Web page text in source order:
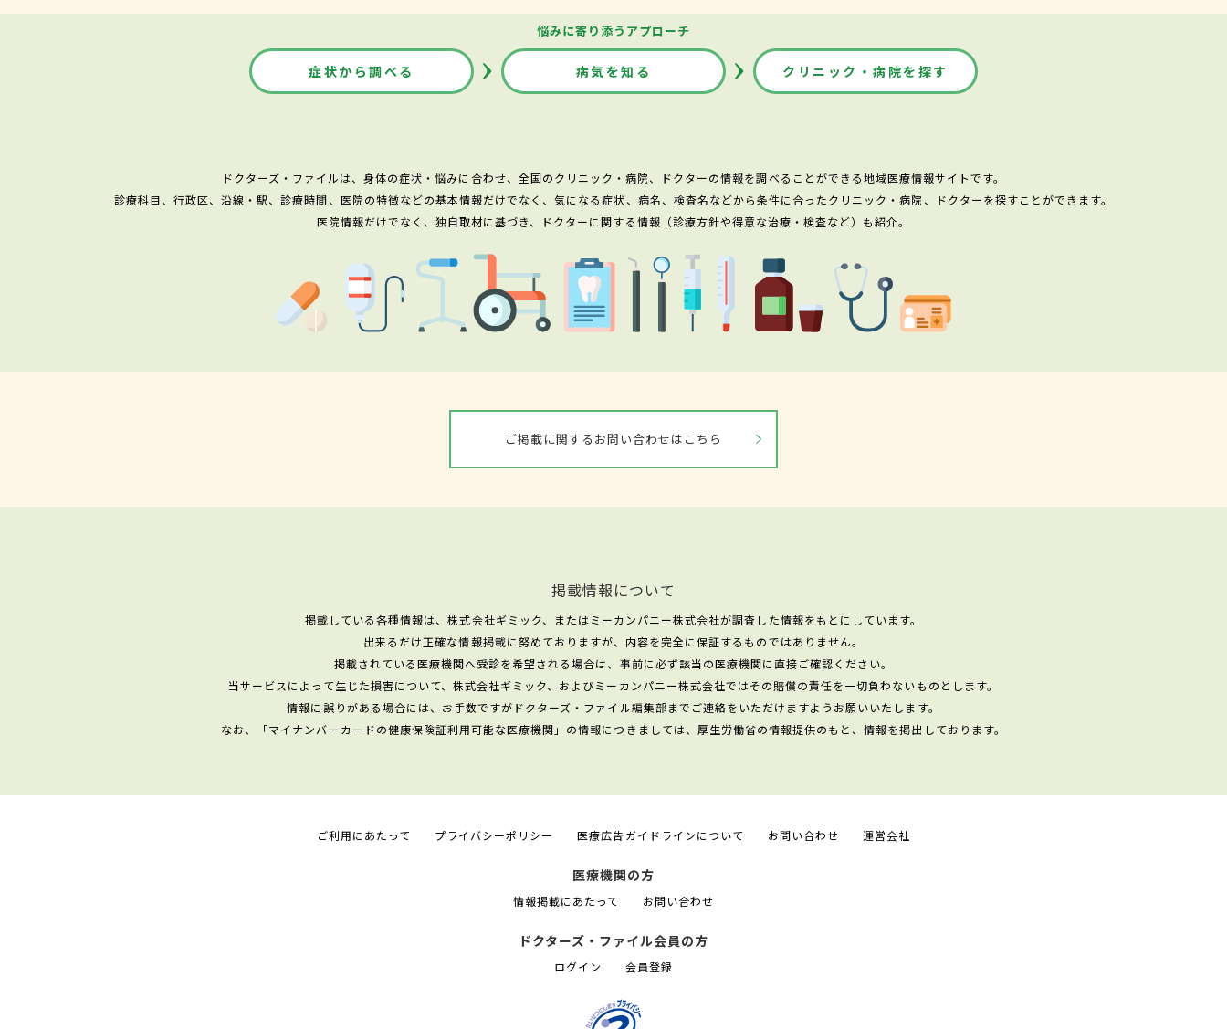
悩みに寄り添うアプローチ
症状から調べる 病気を知る クリニック・病院を探す
ドクターズ・ファイルは、身体の症状・悩みに合わせ、全国のクリニック・病院、ドクターの情報を調べることができる地域医療情報サイトです。
診療科目、行政区、沿線・駅、診療時間、医院の特徴などの基本情報だけでなく、気になる症状、病名、検査名などから条件に合ったクリニック・病院、ドクターを探すことができます。
医院情報だけでなく、独自取材に基づき、ドクターに関する情報（診療方針や得意な治療・検査など）も紹介。
ご掲載に関するお問い合わせはこちら
掲載情報について
掲載している各種情報は、株式会社ギミック、またはミーカンパニー株式会社が調査した情報をもとにしています。
出来るだけ正確な情報掲載に努めておりますが、内容を完全に保証するものではありません。
掲載されている医療機関へ受診を希望される場合は、事前に必ず該当の医療機関に直接ご確認ください。
当サービスによって生じた損害について、株式会社ギミック、およびミーカンパニー株式会社ではその賠償の責任を一切負わないものとします。
情報に誤りがある場合には、お手数ですがドクターズ・ファイル編集部までご連絡をいただけますようお願いいたします。
なお、「マイナンバーカードの健康保険証利用可能な医療機関」の情報につきましては、厚生労働省の情報提供のもと、情報を掲出しております。
ご利用にあたって プライバシーポリシー 医療広告ガイドラインについて お問い合わせ 運営会社
医療機関の方
情報掲載にあたって お問い合わせ
ドクターズ・ファイル会員の方
ログイン 会員登録